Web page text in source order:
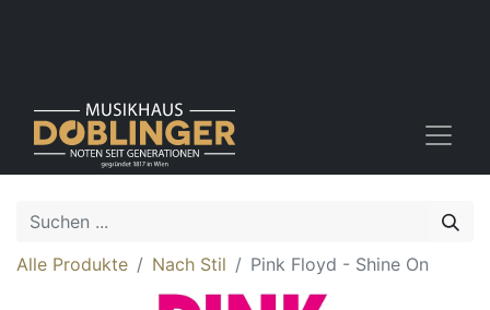
Alle Produkte Nach Stil Pink Floyd - Shine On